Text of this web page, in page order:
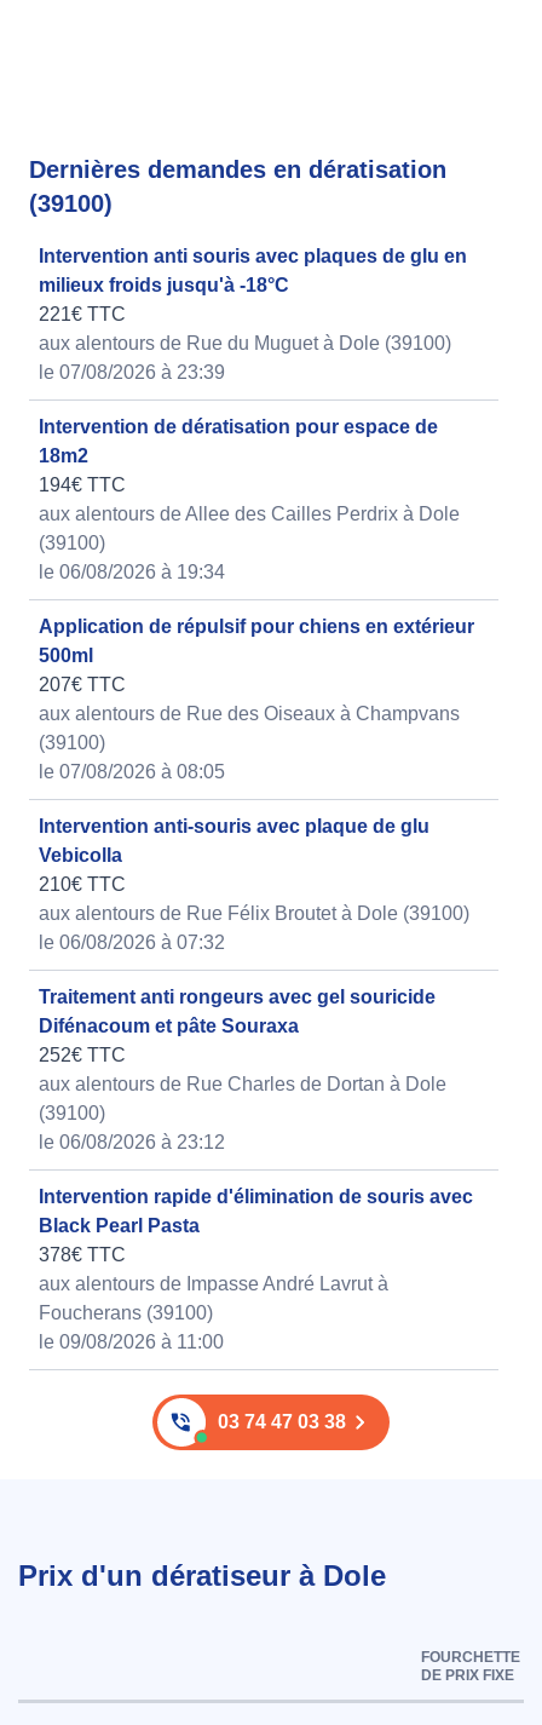
Dernières demandes en dératisation
(39100)
Intervention anti souris avec plaques de glu en
milieux froids jusqu'à -18°C
221€ TTC
aux alentours de Rue du Muguet à Dole (39100)
le 07/08/2026 à 23:39
Intervention de dératisation pour espace de
18m2
194€ TTC
aux alentours de Allee des Cailles Perdrix à Dole
(39100)
le 06/08/2026 à 19:34
Application de répulsif pour chiens en extérieur
500ml
207€ TTC
aux alentours de Rue des Oiseaux à Champvans
(39100)
le 07/08/2026 à 08:05
Intervention anti-souris avec plaque de glu
Vebicolla
210€ TTC
aux alentours de Rue Félix Broutet à Dole (39100)
le 06/08/2026 à 07:32
Traitement anti rongeurs avec gel souricide
Difénacoum et pâte Souraxa
252€ TTC
aux alentours de Rue Charles de Dortan à Dole
(39100)
le 06/08/2026 à 23:12
Intervention rapide d'élimination de souris avec
Black Pearl Pasta
378€ TTC
aux alentours de Impasse André Lavrut à
Foucherans (39100)
le 09/08/2026 à 11:00
03 74 47 03 38
Prix d'un dératiseur à Dole
FOURCHETTE
DE PRIX FIXE